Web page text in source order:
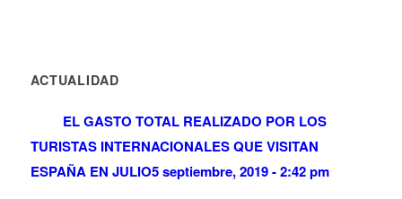
ACTUALIDAD
EL GASTO TOTAL REALIZADO POR LOS
TURISTAS INTERNACIONALES QUE VISITAN
ESPAÑA EN JULIO5 septiembre, 2019 - 2:42 pm